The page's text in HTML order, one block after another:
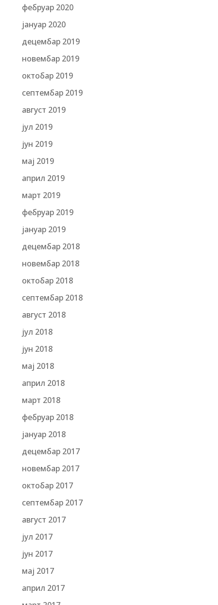
фебруар 2020
јануар 2020
децембар 2019
новембар 2019
октобар 2019
септембар 2019
август 2019
јул 2019
јун 2019
мај 2019
април 2019
март 2019
фебруар 2019
јануар 2019
децембар 2018
новембар 2018
октобар 2018
септембар 2018
август 2018
јул 2018
јун 2018
мај 2018
април 2018
март 2018
фебруар 2018
јануар 2018
децембар 2017
новембар 2017
октобар 2017
септембар 2017
август 2017
јул 2017
јун 2017
мај 2017
април 2017